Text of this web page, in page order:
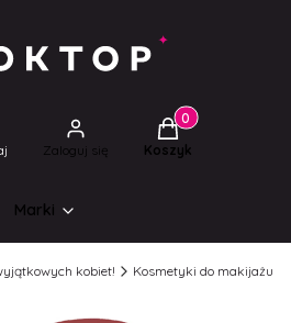
wyszukiwarkę
Zaloguj się
Produkty w
Koszyk
Marki
kobiet! Kosmetyki do makijażu